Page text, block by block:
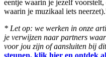
eentje waarin je jezelf
waarin je muzikaal iets
* Let op: we werken in onze
je verwijzen naar partners
voor jou zijn of aansluiten bij
steunen, klik hier en ontdek